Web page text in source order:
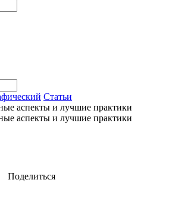
Статьи
аспекты и лучшие практики
аспекты и лучшие практики
Поделиться